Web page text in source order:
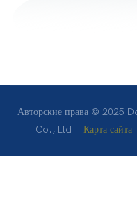
Авторские права © 2025
Co., Ltd |
Карта сайта